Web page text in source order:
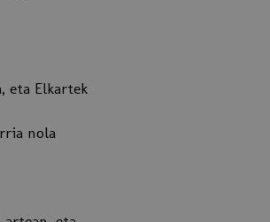
eta Elkartek
nola